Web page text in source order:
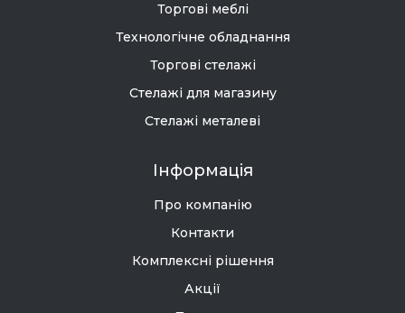
Торгові меблі
Технологічне обладнання
Торгові стелажі
Стелажі для магазину
Стелажі металеві
Інформація
Про компанію
Контакти
Комплексні рішення
Акції